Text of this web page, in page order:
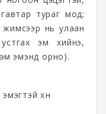
тураг мод;
нь улаан
эм хийнэ,
эмэнд орно).
хүн